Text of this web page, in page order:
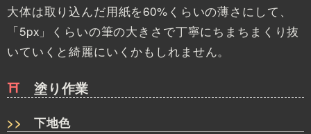
大体は取り込んだ用紙を60%くらいの薄さにして、
「5px」くらいの筆の大きさで丁寧にちまちまくり抜
いていくと綺麗にいくかもしれません。
塗り作業
下地色